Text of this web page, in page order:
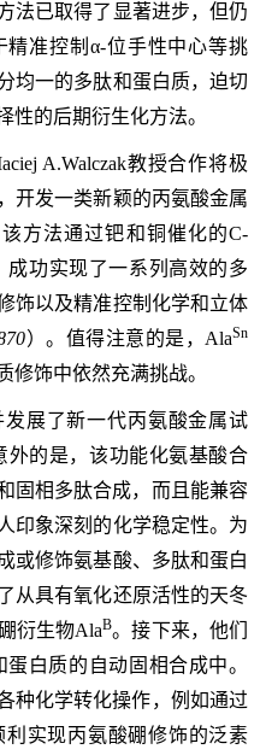
法已取得了显著进步，但仍
准控制α-位手性中心等挑
均一的多肽和蛋白质，迫切
性的后期衍生化方法。
A.Walczak教授合作将极
开发一类新颖的丙氨酸金属
方法通过钯和铜催化的C-
成功实现了一系列高效的多
饰以及精准控制化学和立体
）。值得注意的是，AlaSn
修饰中依然充满挑战。
展了新一代丙氨酸金属试
外的是，该功能化氨基酸合
固相多肽合成，而且能兼容
印象深刻的化学稳定性。为
或修饰氨基酸、多肽和蛋白
从具有氧化还原活性的天冬
衍生物AlaB。接下来，他们
白质的自动固相合成中。
种化学转化操作，例如通过
实现丙氨酸硼修饰的泛素